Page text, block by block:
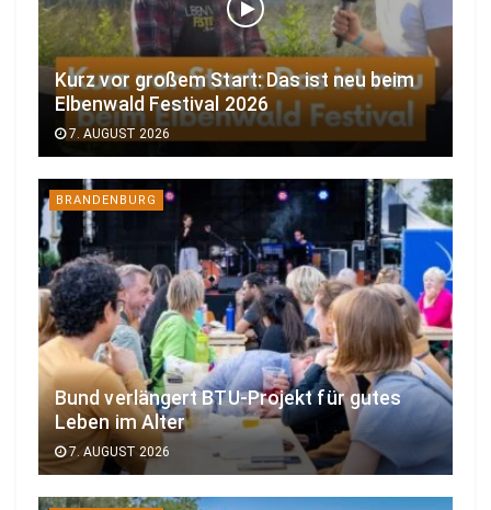
Kurz vor großem Start: Das ist neu beim
Elbenwald Festival 2026
7. AUGUST 2026
BRANDENBURG
Bund verlängert BTU-Projekt für gutes
Leben im Alter
7. AUGUST 2026